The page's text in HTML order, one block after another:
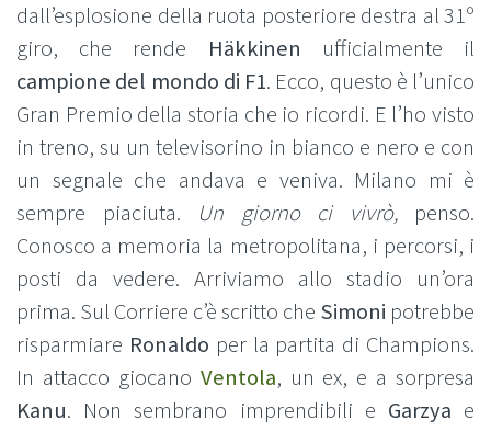
dall’esplosione della ruota posteriore destra al 31º
giro, che rende Häkkinen ufficialmente il
campione del mondo di F1. Ecco, questo è l’unico
Gran Premio della storia che io ricordi. E l’ho visto
in treno, su un televisorino in bianco e nero e con
un segnale che andava e veniva. Milano mi è
sempre piaciuta.
Un giorno ci vivrò, penso.
Conosco a memoria la metropolitana, i percorsi, i
posti da vedere. Arriviamo allo stadio un’ora
prima. Sul Corriere c’è scritto che Simoni potrebbe
risparmiare Ronaldo per la partita di Champions.
In attacco giocano Ventola, un ex, e a sorpresa
Kanu. Non sembrano imprendibili e Garzya e